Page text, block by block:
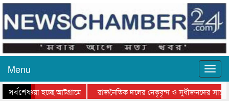
Menu
সর্বশেষ
যাওয়া হচ্ছে আটগ্রামে
রাজনৈতিক দলের নেতৃবৃন্দ ও সুধীজনদের সাথে